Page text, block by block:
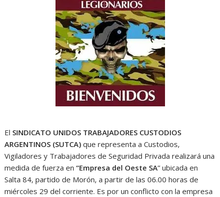
El SINDICATO UNIDOS TRABAJADORES CUSTODIOS
ARGENTINOS (SUTCA) que representa a Custodios,
Vigiladores y Trabajadores de Seguridad Privada realizará una
medida de fuerza en“Empresa del Oeste SA” ubicada en
Salta 84, partido de Morón, a partir de las 06.00 horas de
miércoles 29 del corriente. Es por un conflicto con la empresa